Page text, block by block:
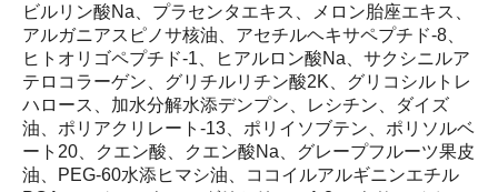
ビルリン酸Na、プラセンタエキス、メロン胎座エキス、
アルガニアスピノサ核油、アセチルヘキサペプチド-8、
ヒトオリゴペプチド-1、ヒアルロン酸Na、サクシニルア
テロコラーゲン、グリチルリチン酸2K、グリコシルトレ
ハロース、加水分解水添デンプン、レシチン、ダイズ
油、ポリアクリレート-13、ポリイソブテン、ポリソルベ
ート20、クエン酸、クエン酸Na、グレープフルーツ果皮
油、PEG-60水添ヒマシ油、ココイルアルギニンエチル